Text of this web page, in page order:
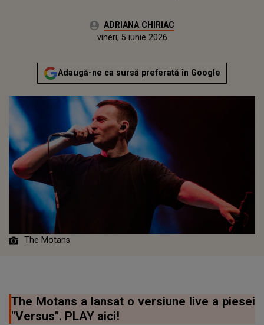
Autor:ADRIANA CHIRIAC
Publicat:
vineri, 5 iunie 2026
Adaugă-ne ca sursă preferată în Google
The Motans
The Motans a lansat o versiune live a piesei
"Versus". PLAY aici!